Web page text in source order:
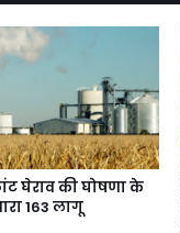
घेराव की घोषणा के
163 लागू